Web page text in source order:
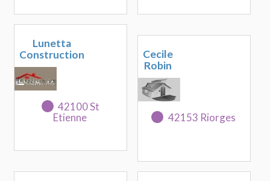
Lunetta
Construction
42100 St
Etienne
Cecile
Robin
42153 Riorges